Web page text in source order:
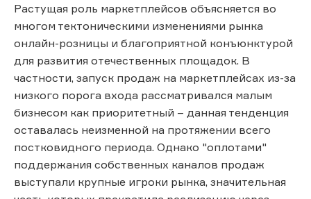
Растущая роль маркетплейсов объясняется во
многом тектоническими изменениями рынка
онлайн-розницы и благоприятной конъюнктурой
для развития отечественных площадок. В
частности, запуск продаж на маркетплейсах из-за
низкого порога входа рассматривался малым
бизнесом как приоритетный – данная тенденция
оставалась неизменной на протяжении всего
постковидного периода. Однако "оплотами"
поддержания собственных каналов продаж
выступали крупные игроки рынка, значительная